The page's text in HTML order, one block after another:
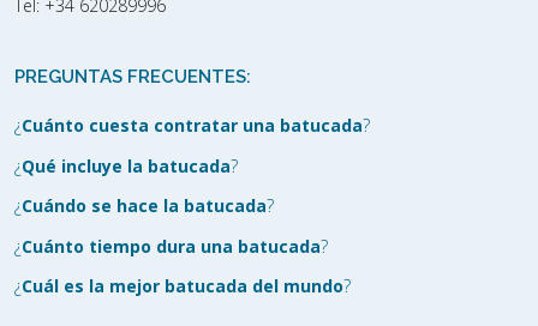
Tel: +34 620289996
PREGUNTAS FRECUENTES:
¿Cuánto cuesta contratar una batucada?
¿Qué incluye la batucada?
¿Cuándo se hace la batucada?
¿Cuánto tiempo dura una batucada?
¿Cuál es la mejor batucada del mundo?